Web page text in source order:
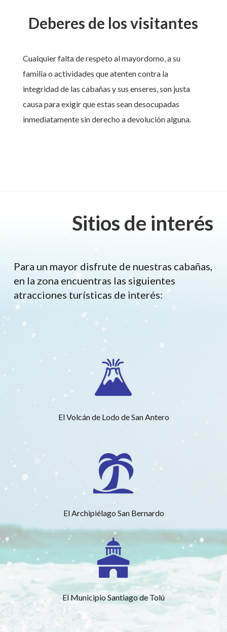
Deberes de los visitantes
Cualquier falta de respeto al mayordomo, a su
familia o actividades que atenten contra la
integridad de las cabañas y sus enseres, son justa
causa para exigir que estas sean desocupadas
inmediatamente sin derecho a devolución alguna.
Sitios de interés
Para un mayor disfrute de nuestras cabañas,
en la zona encuentras las siguientes
atracciones turísticas de interés:
El Volcán de Lodo de San Antero
El Archipiélago San Bernardo
El Municipio Santiago de Tolú